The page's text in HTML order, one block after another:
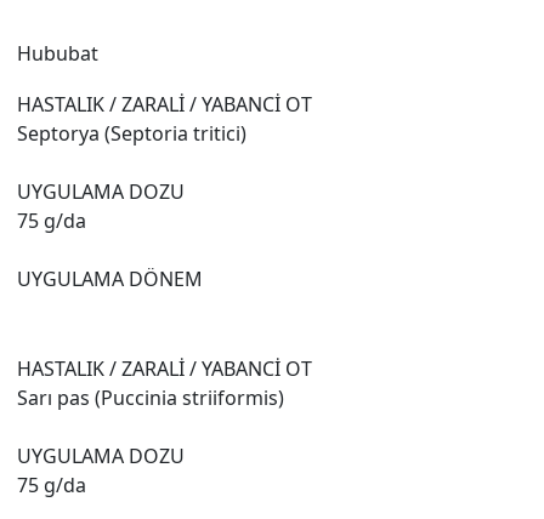
Hububat
HASTALIK / ZARALİ / YABANCİ OT
Septorya (Septoria tritici)
UYGULAMA DOZU
75 g/da
UYGULAMA DÖNEM
HASTALIK / ZARALİ / YABANCİ OT
Sarı pas (Puccinia striiformis)
UYGULAMA DOZU
75 g/da